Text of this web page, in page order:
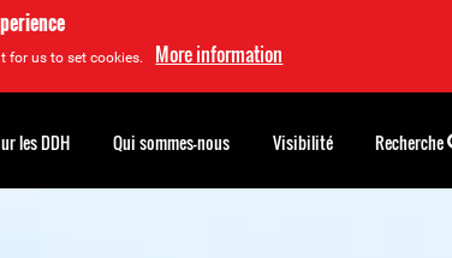
for us to set cookies. More information
les DDH Qui sommes-nous Visibilité Recherche